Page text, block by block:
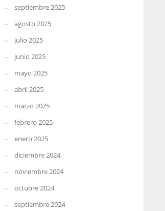
septiembre 2025
agosto 2025
julio 2025
junio 2025
mayo 2025
abril 2025
marzo 2025
febrero 2025
enero 2025
diciembre 2024
noviembre 2024
octubre 2024
septiembre 2024